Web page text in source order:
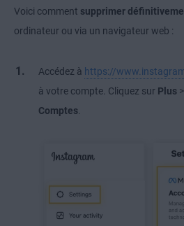
Voici comment supprimer
ordinateur ou via un navigateur web :
Accédez à https://
à votre compte. Cliquez sur Plus >
Comptes.